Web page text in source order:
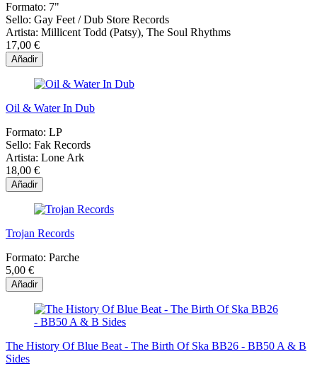
Formato: 7"
Sello: Gay Feet ‎/ Dub Store Records
Artista: Millicent Todd (Patsy), The Soul Rhythms
17,00 €
Añadir
Oil & Water In Dub
Formato: LP
Sello: Fak Records
Artista: Lone Ark
18,00 €
Añadir
Trojan Records
Formato: Parche
5,00 €
Añadir
The History Of Blue Beat - The Birth Of Ska BB26 - BB50 A & B
Sides